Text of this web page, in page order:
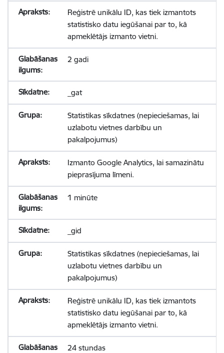
Reģistrē unikālu ID, kas tiek izmantots
statistisko datu iegūšanai par to, kā
apmeklētājs izmanto vietni.
2 gadi
_gat
Statistikas sīkdatnes (nepieciešamas, lai
uzlabotu vietnes darbību un
pakalpojumus)
Izmanto Google Analytics, lai samazinātu
pieprasījuma līmeni.
1 minūte
_gid
Statistikas sīkdatnes (nepieciešamas, lai
uzlabotu vietnes darbību un
pakalpojumus)
Reģistrē unikālu ID, kas tiek izmantots
statistisko datu iegūšanai par to, kā
apmeklētājs izmanto vietni.
24 stundas